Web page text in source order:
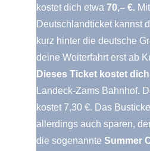
kostet dich etwa70,– €.
Deutschlandticket kannst
kurz hinter die deutsche
deine Weiterfahrt erst ab
Dieses Ticket kostet dich
Landeck-Zams Bahnhof.
kostet 7,30 €. Das
allerdings auch sparen,
die sogenannteSummer